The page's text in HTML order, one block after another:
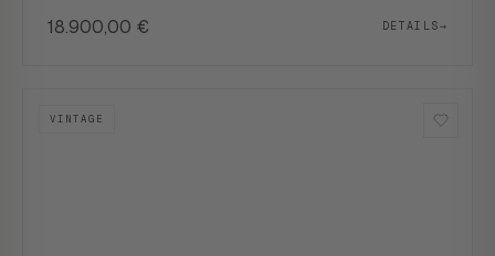
18.900,00 € DETAILS→
VINTAGE